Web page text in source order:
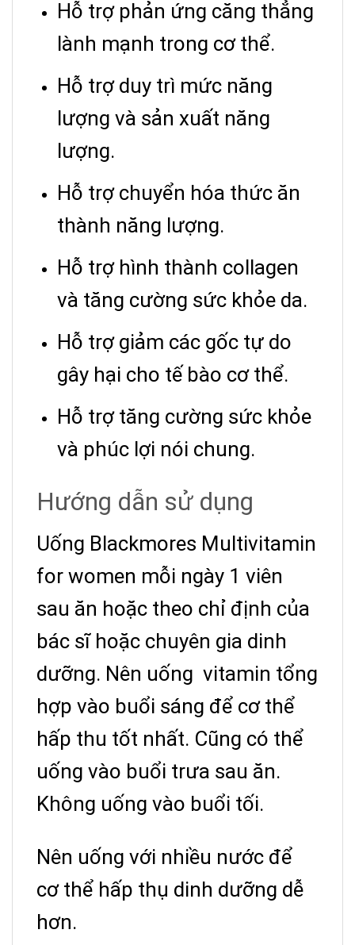
Hỗ trợ phản ứng căng thẳng
lành mạnh trong cơ thể.
Hỗ trợ duy trì mức năng
lượng và sản xuất năng
lượng.
Hỗ trợ chuyển hóa thức ăn
thành năng lượng.
Hỗ trợ hình thành collagen
và tăng cường sức khỏe da.
Hỗ trợ giảm các gốc tự do
gây hại cho tế bào cơ thể.
Hỗ trợ tăng cường sức khỏe
và phúc lợi nói chung.
Hướng dẫn sử dụng
Uống Blackmores Multivitamin
for women mỗi ngày 1 viên
sau ăn hoặc theo chỉ định của
bác sĩ hoặc chuyên gia dinh
dưỡng. Nên uống vitamin tổng
hợp vào buổi sáng để cơ thể
hấp thu tốt nhất. Cũng có thể
uống vào buổi trưa sau ăn.
Không uống vào buổi tối.
Nên uống với nhiều nước để
cơ thể hấp thụ dinh dưỡng dễ
hơn.